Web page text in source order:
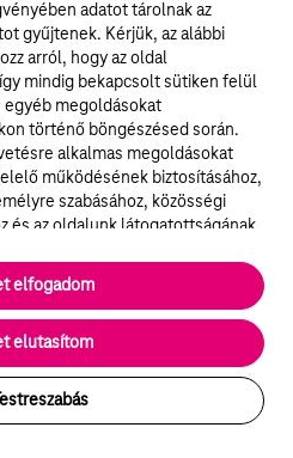
vállalatának
szerinti értékelése alapján,
második helyén szerepel a
research által készített 2018.
vállalatainak
értékelő 2018. januári
– az anyavállalat
A harmadik helyezést az
meg. Az iparági értékelés
mindössze 21 került
prime kategóriába, ami
adatot tárolnak az
gyűjtenek. Kérjük, az alábbi
arról, hogy az oldal
mindig bekapcsolt sütiken felül
megoldásokat
történő böngészésed során.
alkalmas megoldásokat
működésének biztosításához,
szabásához, közösségi
és az oldalunk látogatottságának
működéséhez és nem lehet
során rendszerünkből. A
sütik segítségével bizonyos
kapcsolatos információkat is
szolgáltatásokat nyújtó
Testreszabás
elutasítom
elfogadom